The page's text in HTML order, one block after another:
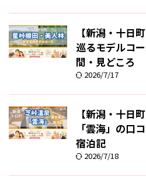
【新潟・十日
巡るモデルコ
間・見どころ
2026/7/17
【新潟・十日
「雲海」の口
宿泊記
2026/7/18